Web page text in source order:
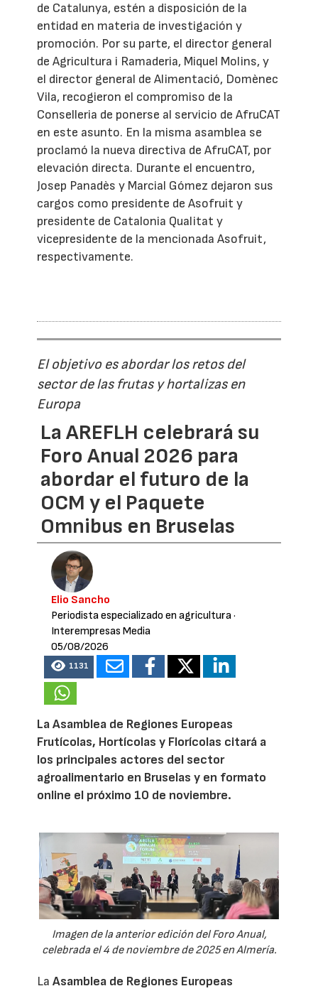
de Catalunya, estén a disposición de la
entidad en materia de investigación y
promoción. Por su parte, el director general
de Agricultura i Ramaderia, Miquel Molins, y
el director general de Alimentació, Domènec
Vila, recogieron el compromiso de la
Conselleria de ponerse al servicio de AfruCAT
en este asunto. En la misma asamblea se
proclamó la nueva directiva de AfruCAT, por
elevación directa. Durante el encuentro,
Josep Panadès y Marcial Gómez dejaron sus
cargos como presidente de Asofruit y
presidente de Catalonia Qualitat y
vicepresidente de la mencionada Asofruit,
respectivamente.
El objetivo es abordar los retos del
sector de las frutas y hortalizas en
Europa
La AREFLH celebrará su
Foro Anual 2026 para
abordar el futuro de la
OCM y el Paquete
Omnibus en Bruselas
Elio Sancho
Periodista especializado en agricultura·
Interempresas Media
05/08/2026
1131
La Asamblea de Regiones Europeas
Frutícolas, Hortícolas y Florícolas citará a
los principales actores del sector
agroalimentario en Bruselas y en formato
online el próximo 10 de noviembre.
Imagen de la anterior edición del Foro Anual,
celebrada el 4 de noviembre de 2025 en Almería.
LaAsamblea de Regiones Europeas